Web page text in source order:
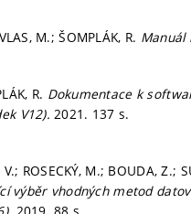
M.; ŠOMPLÁK, R. Manuál
R. Dokumentace k
V12). 2021. 137 s.
ROSECKÝ, M.; BOUDA, Z.;
výběr vhodných metod
2019. 88 s.